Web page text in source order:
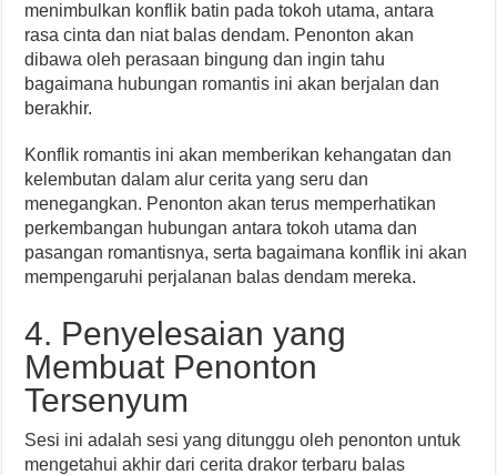
menimbulkan konflik batin pada tokoh utama, antara
rasa cinta dan niat balas dendam. Penonton akan
dibawa oleh perasaan bingung dan ingin tahu
bagaimana hubungan romantis ini akan berjalan dan
berakhir.
Konflik romantis ini akan memberikan kehangatan dan
kelembutan dalam alur cerita yang seru dan
menegangkan. Penonton akan terus memperhatikan
perkembangan hubungan antara tokoh utama dan
pasangan romantisnya, serta bagaimana konflik ini akan
mempengaruhi perjalanan balas dendam mereka.
4. Penyelesaian yang
Membuat Penonton
Tersenyum
Sesi ini adalah sesi yang ditunggu oleh penonton untuk
mengetahui akhir dari cerita drakor terbaru balas